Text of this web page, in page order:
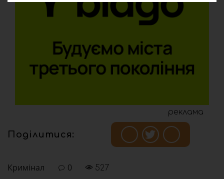
реклама
Поділитися:
Кримінал 0 527